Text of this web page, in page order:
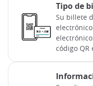
Tipo de
Su billete
código